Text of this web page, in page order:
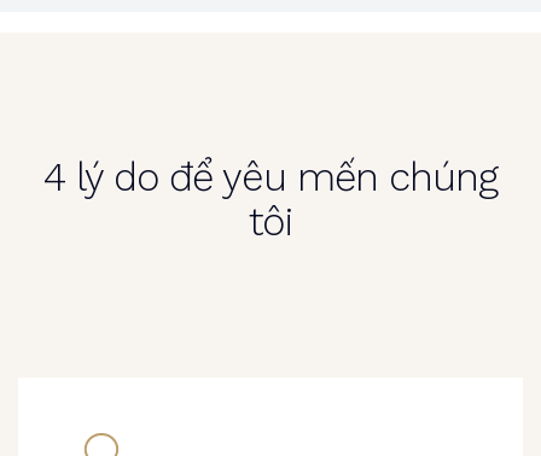
4 lý do để yêu mến chúng
tôi